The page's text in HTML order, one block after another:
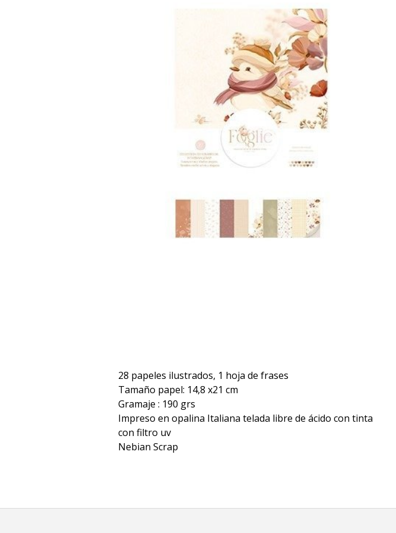
28 papeles ilustrados, 1 hoja de frases
Tamaño papel: 14,8 x21 cm
Gramaje : 190 grs
Impreso en opalina Italiana telada libre de ácido con tinta
con filtro uv
Nebian Scrap